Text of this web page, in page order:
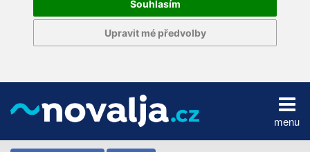
Souhlasím
Upravit mé předvolby
menu